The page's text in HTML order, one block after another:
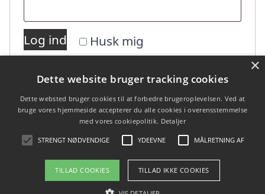
Husk mig
Log ind
Mistet din adgangskode?
Copyright 2026 - Pilanto Aps
×
Dette website bruger tracking cookies
Dette websted bruger cookies til at forbedre brugeroplevelsen. Ved at
bruge vores hjemmeside accepterer du alle cookies i overensstemmelse
med vores cookiepolitik. Detaljer
STRENGT NØDVENDIGE YDEEVNE MÅLRETNING AF
TILLAD COOKIES TILLAD IKKE COOKIES